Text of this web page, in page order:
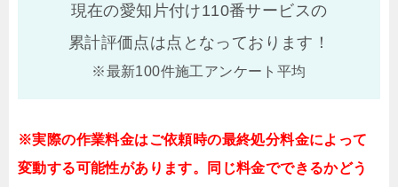
現在の愛知片付け110番サービスの
累計評価点は点となっております！
※最新100件施工アンケート平均
※実際の作業料金はご依頼時の最終処分料金によって
変動する可能性があります。同じ料金でできるかどう